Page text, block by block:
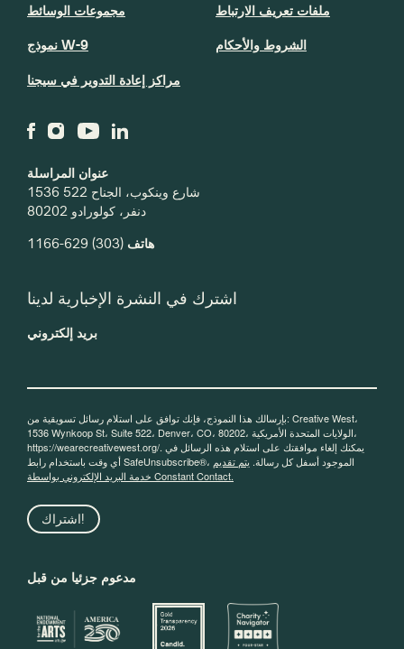
عنوان المراسلة
1536 شارع وينكوب، الجناح 522
دنفر، كولورادو 80202
هاتف (303) 629-1166
مجموعات الوسائط
نموذج W-9
مراكز إعادة التدوير في سيجنا
ملفات تعريف الارتباط
الشروط والأحكام
اشترك في النشرة الإخبارية لدينا
بريد إلكتروني
بإرسالك هذا النموذج، فإنك توافق على استلام رسائل تسويقية من: Creative West،
1536 Wynkoop St، Suite 522، Denver، CO، 80202، الولايات المتحدة الأمريكية،
https://wearecreativewest.org/. يمكنك إلغاء موافقتك على استلام هذه الرسائل في
أي وقت باستخدام رابط SafeUnsubscribe®، الموجود أسفل كل رسالة. يتم تقديم
خدمة البريد الإلكتروني بواسطة Constant Contact.
اشتراك!
مدعوم جزئيا من قبل